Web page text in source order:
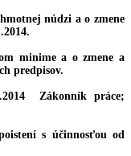
núdzi a o zmene
minime a o zmene a
predpisov.
Zákonník práce;
s účinnosťou od